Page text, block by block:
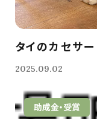
タイのカセサ
2025.09.02
助成金・受賞